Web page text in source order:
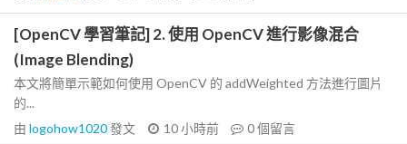
[OpenCV 學習筆記] 2. 使用 OpenCV 進行影像混合
(Image Blending)
本文將簡單示範如何使用 OpenCV 的 addWeighted 方法進行圖片
的...
由 logohow1020發文 10 小時前 0個留言